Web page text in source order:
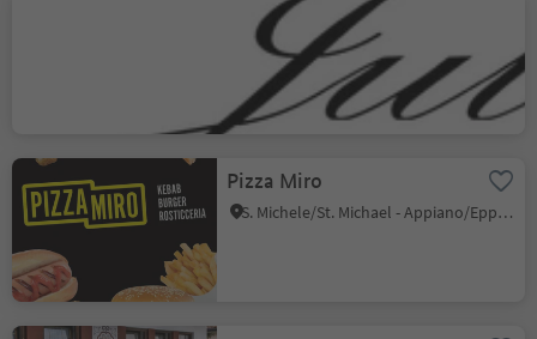
Pizzeria Julia
Pizza Miro
S. Michele/St. Michael - Appiano/Eppan, Eppan an der Weinstaße/Appiano sulla Strada del Vino, Alto Adige Wine Road